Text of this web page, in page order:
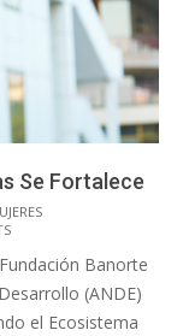
Se Fortalece
Banorte
(ANDE)
el Ecosistema